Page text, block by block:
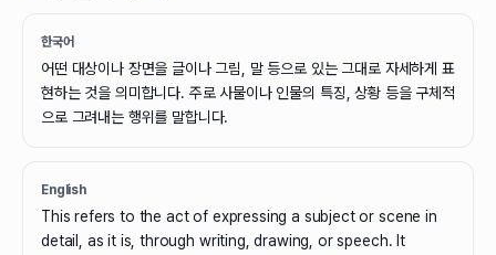
한국어
어떤 대상이나 장면을 글이나 그림, 말 등으로 있는 그대로 자세하게 표
현하는 것을 의미합니다. 주로 사물이나 인물의 특징, 상황 등을 구체적
으로 그려내는 행위를 말합니다.
English
This refers to the act of expressing a subject or scene in
detail, as it is, through writing, drawing, or speech. It